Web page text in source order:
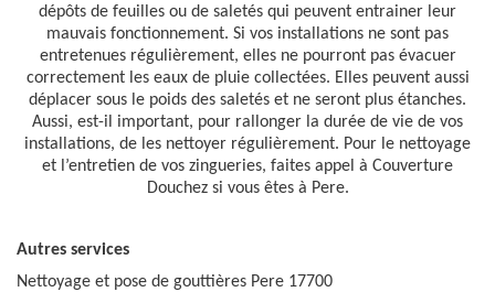
dépôts de feuilles ou de saletés qui peuvent entrainer leur
mauvais fonctionnement. Si vos installations ne sont pas
entretenues régulièrement, elles ne pourront pas évacuer
correctement les eaux de pluie collectées. Elles peuvent aussi
déplacer sous le poids des saletés et ne seront plus étanches.
Aussi, est-il important, pour rallonger la durée de vie de vos
installations, de les nettoyer régulièrement. Pour le nettoyage
et l’entretien de vos zingueries, faites appel à Couverture
Douchez si vous êtes à Pere.
Autres services
Nettoyage et pose de gouttières Pere 17700